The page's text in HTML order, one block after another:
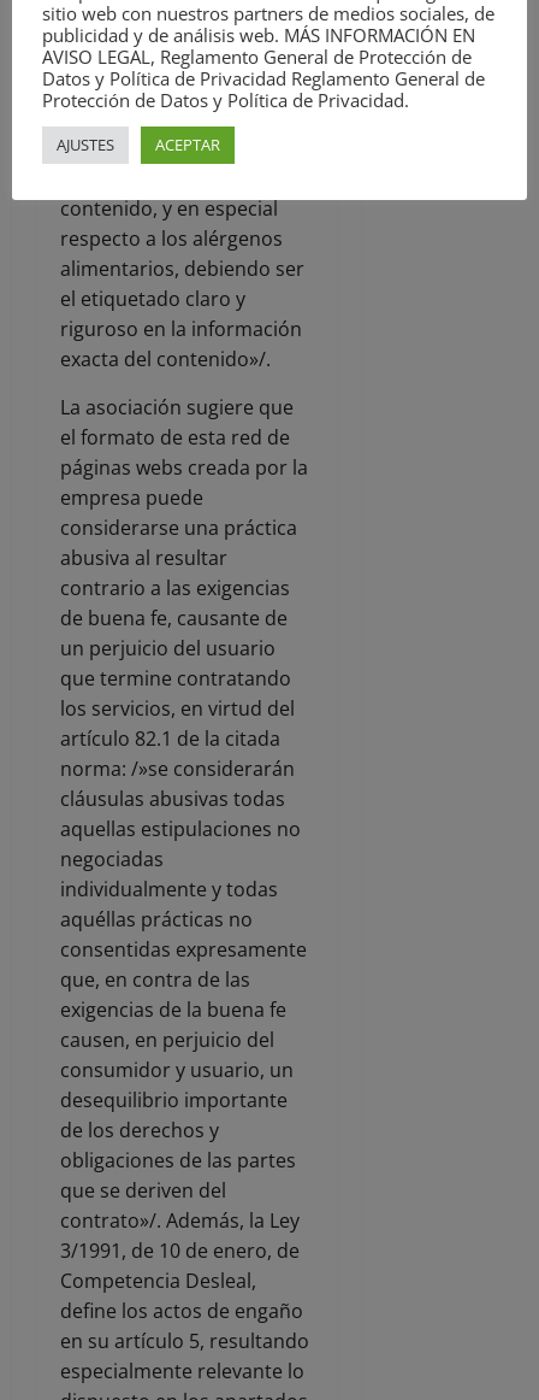
composición, cantidad,
duración, origen o
procedencia y modo de
fabricación o de obtención.
b) Prohibiendo
contenido, y en especial
respecto a los alérgenos
alimentarios, debiendo ser
el etiquetado claro y
riguroso en la información
exacta del contenido»/.
La asociación sugiere que
el formato de esta red de
páginas webs creada por la
empresa puede
considerarse una práctica
abusiva al resultar
contrario a las exigencias
de buena fe, causante de
un perjuicio del usuario
que termine contratando
los servicios, en virtud del
artículo 82.1 de la citada
norma: /»se considerarán
cláusulas abusivas todas
aquellas estipulaciones no
negociadas
individualmente y todas
aquéllas prácticas no
consentidas expresamente
que, en contra de las
exigencias de la buena fe
causen, en perjuicio del
consumidor y usuario, un
desequilibrio importante
de los derechos y
obligaciones de las partes
que se deriven del
contrato»/. Además, la Ley
3/1991, de 10 de enero, de
Competencia Desleal,
define los actos de engaño
en su artículo 5, resultando
especialmente relevante lo
sitio web con nuestros partners de medios sociales, de
publicidad y de análisis web. MÁS INFORMACIÓN EN
AVISO LEGAL, Reglamento General de Protección de
Datos y Política de Privacidad Reglamento General de
Protección de Datos y Política de Privacidad.
AJUSTES ACEPTAR